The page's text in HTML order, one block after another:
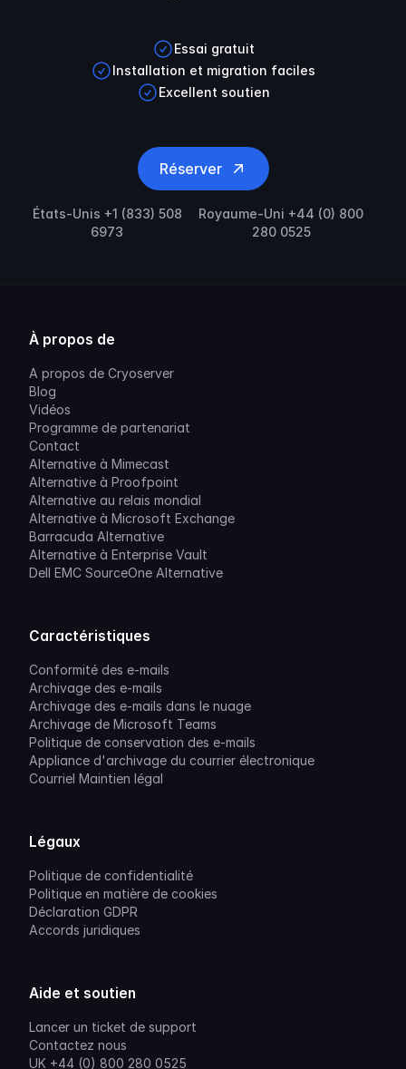
Essai gratuit
Installation et migration faciles
Excellent soutien
Réserver
États-Unis +1 (833) 508
6973
Royaume-Uni +44 (0) 800
280 0525
À propos de
A propos de Cryoserver
Blog
Vidéos
Programme de partenariat
Contact
Alternative à Mimecast
Alternative à Proofpoint
Alternative au relais mondial
Alternative à Microsoft Exchange
Barracuda Alternative
Alternative à Enterprise Vault
Dell EMC SourceOne Alternative
Caractéristiques
Conformité des e-mails
Archivage des e-mails
Archivage des e-mails dans le nuage
Archivage de Microsoft Teams
Politique de conservation des e-mails
Appliance d'archivage du courrier électronique
Courriel Maintien légal
Légaux
Politique de confidentialité
Politique en matière de cookies
Déclaration GDPR
Accords juridiques
Aide et soutien
Lancer un ticket de support
Contactez nous
UK +44 (0) 800 280 0525